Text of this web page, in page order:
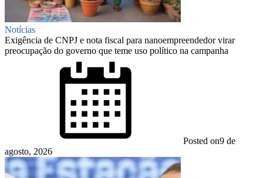
Notícias
Exigência de CNPJ e nota fiscal para nanoempreendedor virar
preocupação do governo que teme uso político na campanha
Posted on9 de
agosto, 2026